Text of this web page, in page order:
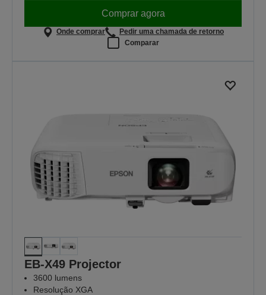
Comprar agora
Onde comprar
Pedir uma chamada de retorno
Comparar
EB-X49 Projector
3600 lumens
Resolução XGA